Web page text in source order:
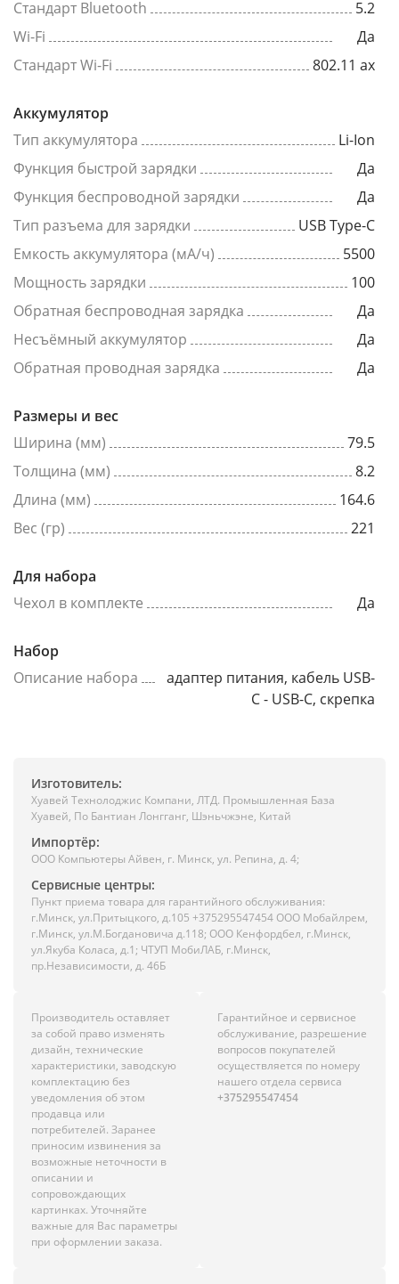
Стандарт Bluetooth
5.2
Wi-Fi
Да
Стандарт Wi-Fi
802.11 ax
Аккумулятор
Тип аккумулятора
Li-Ion
Функция быстрой зарядки
Да
Функция беспроводной зарядки
Да
Тип разъема для зарядки
USB Type-C
Емкость аккумулятора (мА/ч)
5500
Мощность зарядки
100
Обратная беспроводная зарядка
Да
Несъёмный аккумулятор
Да
Обратная проводная зарядка
Да
Размеры и вес
Ширина (мм)
79.5
Толщина (мм)
8.2
Длина (мм)
164.6
Вес (гр)
221
Для набора
Чехол в комплекте
Да
Набор
Описание набора
адаптер питания, кабель USB-
C - USB-C, скрепка
Изготовитель:
Хуавей Технолоджис Компани, ЛТД. Промышленная База
Хуавей, По Бантиан Лонгганг, Шэньчжэне, Китай
Импортёр:
ООО Компьютеры Айвен, г. Минск, ул. Репина, д. 4;
Сервисные центры:
Пункт приема товара для гарантийного обслуживания:
г.Минск, ул.Притыцкого, д.105 +375295547454 ООО Мобайлрем,
г.Минск, ул.М.Богдановича д.118; ООО Кенфордбел, г.Минск,
ул.Якуба Коласа, д.1; ЧТУП МобиЛАБ, г.Минск,
пр.Независимости, д. 46Б
Производитель оставляет
за собой право изменять
дизайн, технические
характеристики, заводскую
комплектацию без
уведомления об этом
продавца или
потребителей. Заранее
приносим извинения за
возможные неточности в
описании и
сопровождающих
картинках. Уточняйте
важные для Вас параметры
при оформлении заказа.
Гарантийное и сервисное
обслуживание, разрешение
вопросов покупателей
осуществляется по номеру
нашего отдела сервиса
+375295547454